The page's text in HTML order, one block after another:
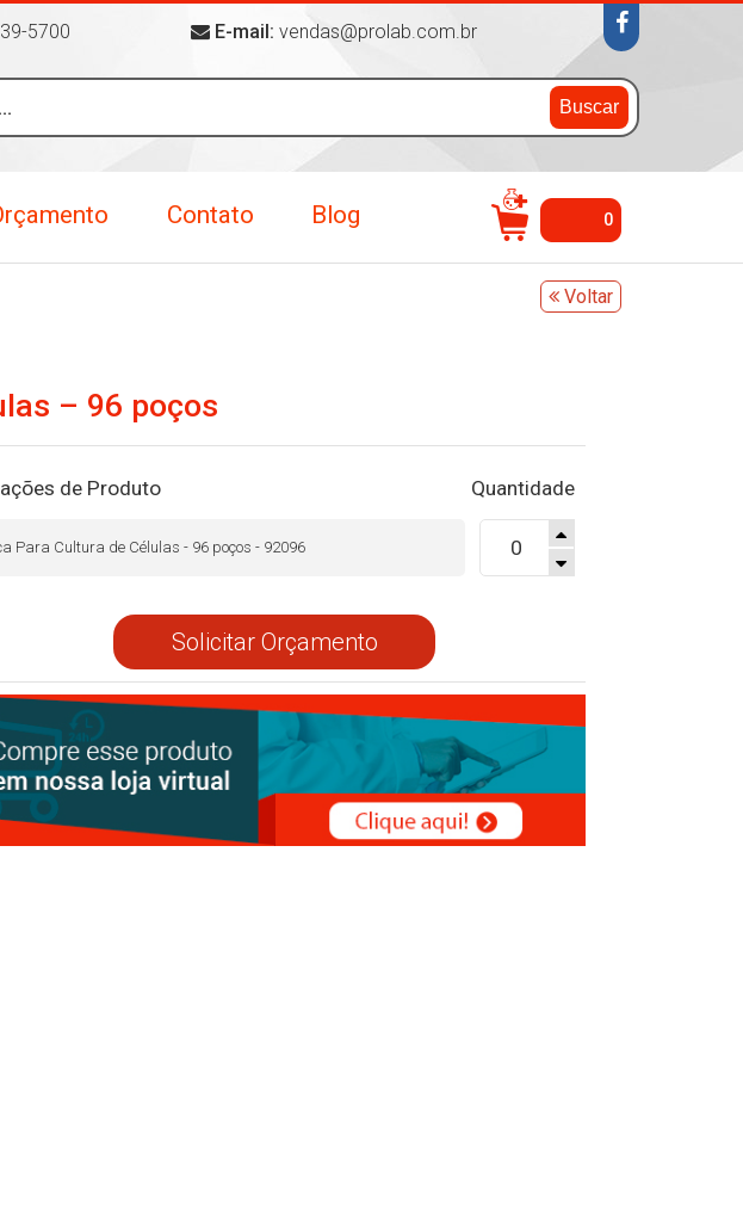
5700 E-mail: vendas@prolab.com.br
Buscar
Contato Blog 0
Voltar
– 96 poços
de Produto Quantidade
Para Cultura de Células - 96 poços - 92096
Solicitar Orçamento